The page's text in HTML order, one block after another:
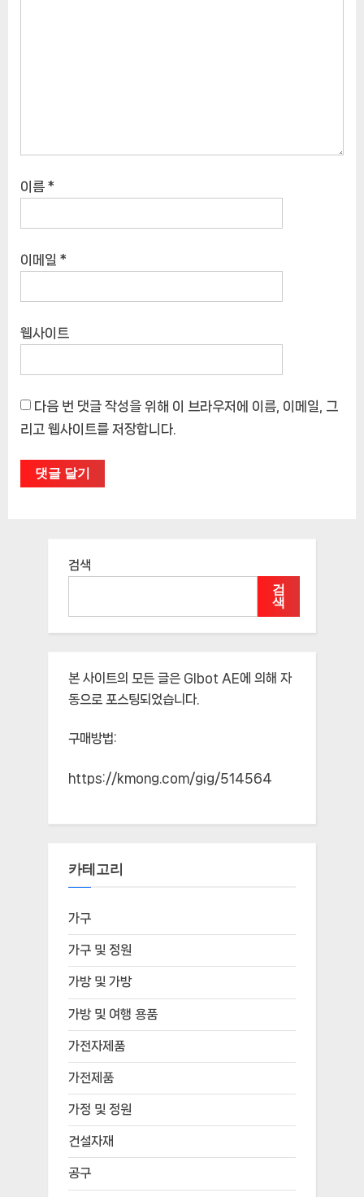
이름 *
이메일 *
웹사이트
다음 번 댓글 작성을 위해 이 브라우저에 이름, 이메일, 그
리고 웹사이트를 저장합니다.
검색
검
색
본 사이트의 모든 글은 Glbot AE에 의해 자
동으로 포스팅되었습니다.
구매방법:
https://kmong.com/gig/514564
카테고리
가구
가구 및 정원
가방 및 가방
가방 및 여행 용품
가전자제품
가전제품
가정 및 정원
건설자재
공구